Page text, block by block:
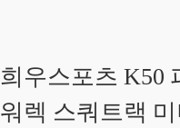
희우스포츠 K50
워렉 스쿼트랙 미